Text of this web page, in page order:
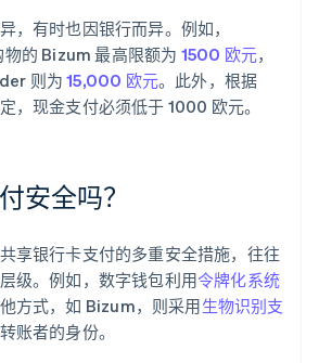
，有时也因银行而异。例如，
的 Bizum 最高限额为 1500 欧元，
则为15,000 欧元。此外，根据
，现金支付必须低于 1000 欧元。
安全吗？
享银行卡支付的多重安全措施，往往
级。例如，数字钱包利用令牌化系统
方式，如 Bizum，则采用生物识别支
账者的身份。